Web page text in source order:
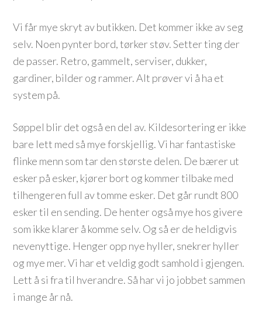
Vi får mye skryt av butikken. Det kommer ikke av seg
selv. Noen pynter bord, tørker støv. Setter ting der
de passer. Retro, gammelt, serviser, dukker,
gardiner, bilder og rammer. Alt prøver vi å ha et
system på.
Søppel blir det også en del av. Kildesortering er ikke
bare lett med så mye forskjellig. Vi har fantastiske
flinke menn som tar den største delen. De bærer ut
esker på esker, kjører bort og kommer tilbake med
tilhengeren full av tomme esker. Det går rundt 800
esker til en sending. De henter også mye hos givere
som ikke klarer å komme selv. Og så er de heldigvis
nevenyttige. Henger opp nye hyller, snekrer hyller
og mye mer. Vi har et veldig godt samhold i gjengen.
Lett å si fra til hverandre. Så har vi jo jobbet sammen
i mange år nå.